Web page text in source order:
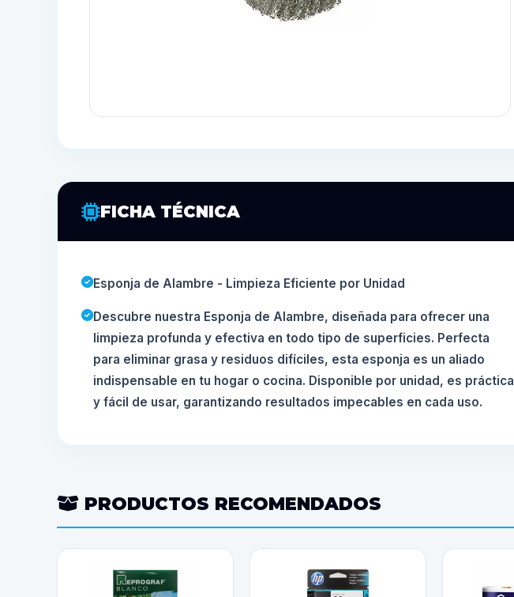
FICHA TÉCNICA
Esponja de Alambre - Limpieza Eficiente por Unidad
Descubre nuestra Esponja de Alambre, diseñada para ofrecer una
limpieza profunda y efectiva en todo tipo de superficies. Perfecta
para eliminar grasa y residuos difíciles, esta esponja es un aliado
indispensable en tu hogar o cocina. Disponible por unidad, es práctica
y fácil de usar, garantizando resultados impecables en cada uso.
PRODUCTOS RECOMENDADOS